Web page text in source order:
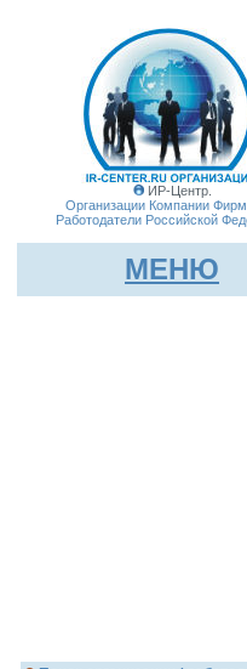
ИР-Центр.
Организации Компании
Работодатели Российской
МЕНЮ